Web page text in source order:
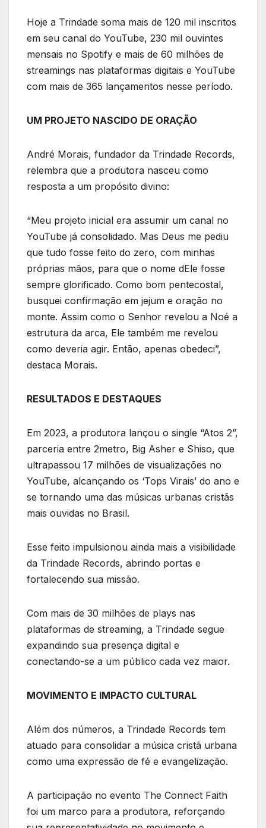
Hoje a Trindade soma mais de 120 mil inscritos
em seu canal do YouTube, 230 mil ouvintes
mensais no Spotify e mais de 60 milhões de
streamings nas plataformas digitais e YouTube
com mais de 365 lançamentos nesse período.
UM PROJETO NASCIDO DE ORAÇÃO
André Morais, fundador da Trindade Records,
relembra que a produtora nasceu como
resposta a um propósito divino:
“Meu projeto inicial era assumir um canal no
YouTube já consolidado. Mas Deus me pediu
que tudo fosse feito do zero, com minhas
próprias mãos, para que o nome dEle fosse
sempre glorificado. Como bom pentecostal,
busquei confirmação em jejum e oração no
monte. Assim como o Senhor revelou a Noé a
estrutura da arca, Ele também me revelou
como deveria agir. Então, apenas obedeci”,
destaca Morais.
RESULTADOS E DESTAQUES
Em 2023, a produtora lançou o single “Atos 2”,
parceria entre 2metro, Big Asher e Shiso, que
ultrapassou 17 milhões de visualizações no
YouTube, alcançando os ‘Tops Virais’ do ano e
se tornando uma das músicas urbanas cristãs
mais ouvidas no Brasil.
Esse feito impulsionou ainda mais a visibilidade
da Trindade Records, abrindo portas e
fortalecendo sua missão.
Com mais de 30 milhões de plays nas
plataformas de streaming, a Trindade segue
expandindo sua presença digital e
conectando-se a um público cada vez maior.
MOVIMENTO E IMPACTO CULTURAL
Além dos números, a Trindade Records tem
atuado para consolidar a música cristã urbana
como uma expressão de fé e evangelização.
A participação no evento The Connect Faith
foi um marco para a produtora, reforçando